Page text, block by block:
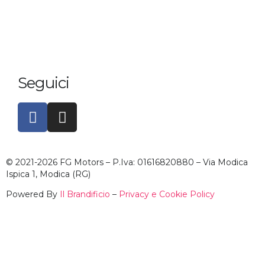
Seguici
© 2021-2026 FG Motors – P.Iva: 01616820880 – Via Modica
Ispica 1, Modica (RG)
Powered By Il Brandificio – Privacy e Cookie Policy